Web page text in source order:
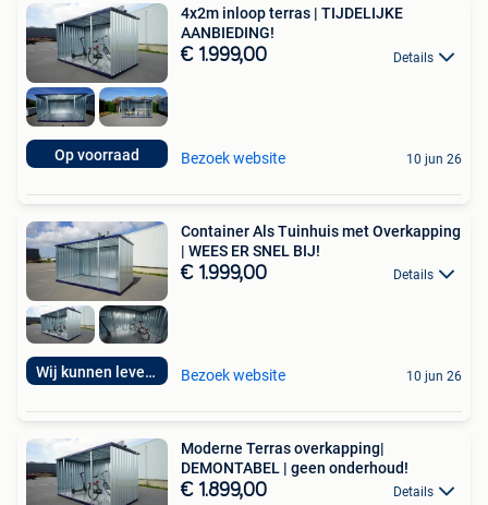
Op voorraad
4x2m inloop terras | TIJDELIJKE
AANBIEDING!
€ 1.999,00 Details
Bezoek website 10 jun 26
Wij kunnen leveren
Container Als Tuinhuis met Overkapping
| WEES ER SNEL BIJ!
€ 1.999,00 Details
Bezoek website 10 jun 26
Moderne Terras overkapping|
DEMONTABEL | geen onderhoud!
€ 1.899,00 Details